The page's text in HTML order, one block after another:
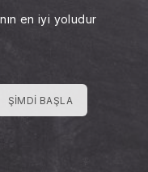
en iyi yoludur
ŞIMDI BAŞLA